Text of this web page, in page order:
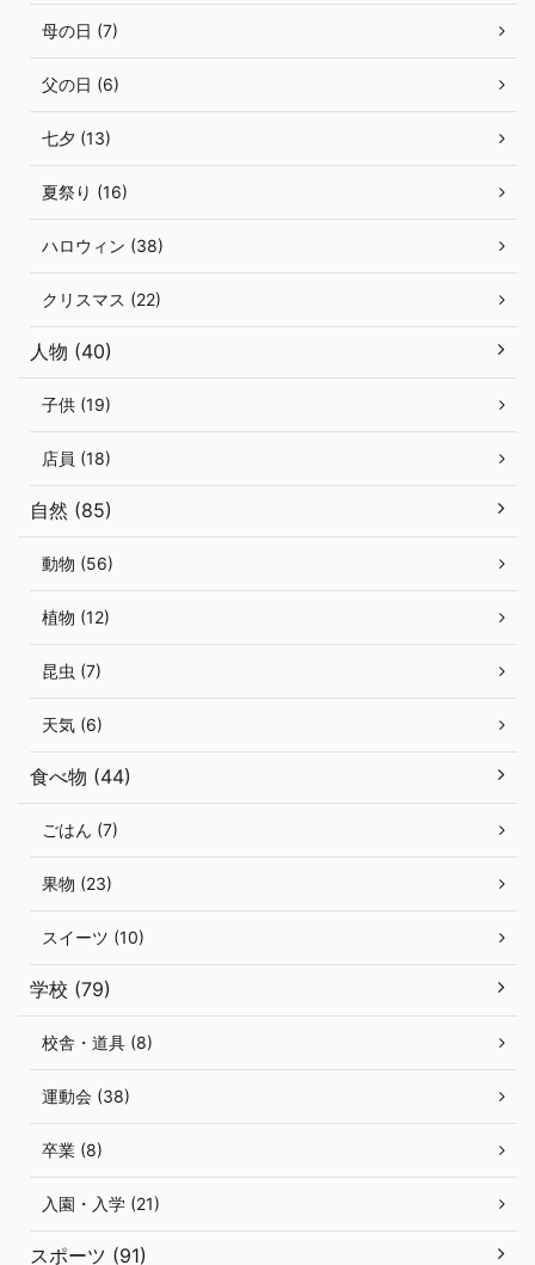
母の日 (7)
父の日 (6)
七夕 (13)
夏祭り (16)
ハロウィン (38)
クリスマス (22)
人物 (40)
子供 (19)
店員 (18)
自然 (85)
動物 (56)
植物 (12)
昆虫 (7)
天気 (6)
食べ物 (44)
ごはん (7)
果物 (23)
スイーツ (10)
学校 (79)
校舎・道具 (8)
運動会 (38)
卒業 (8)
入園・入学 (21)
スポーツ (91)